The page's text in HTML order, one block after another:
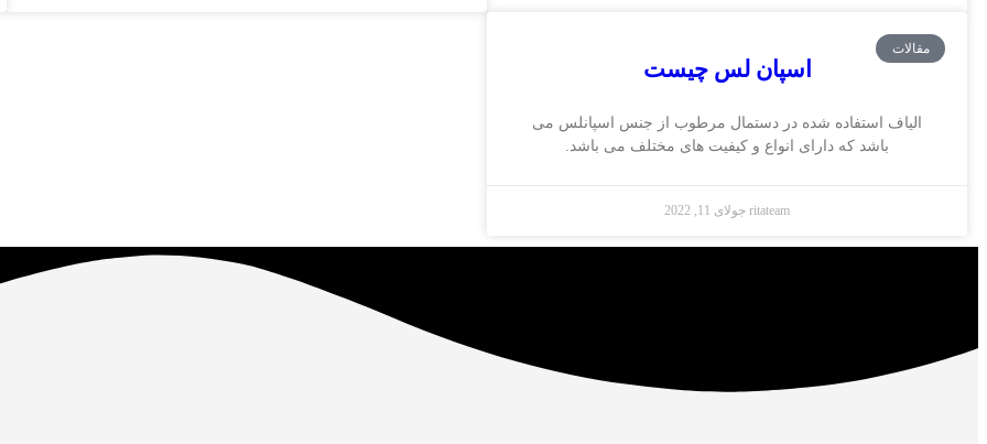
مقالات
اسپان لس چیست
الیاف استفاده شده در دستمال مرطوب از جنس اسپانلس می
باشد که دارای انواع و کیفیت های مختلف می باشد.
ritateam جولای 11, 2022